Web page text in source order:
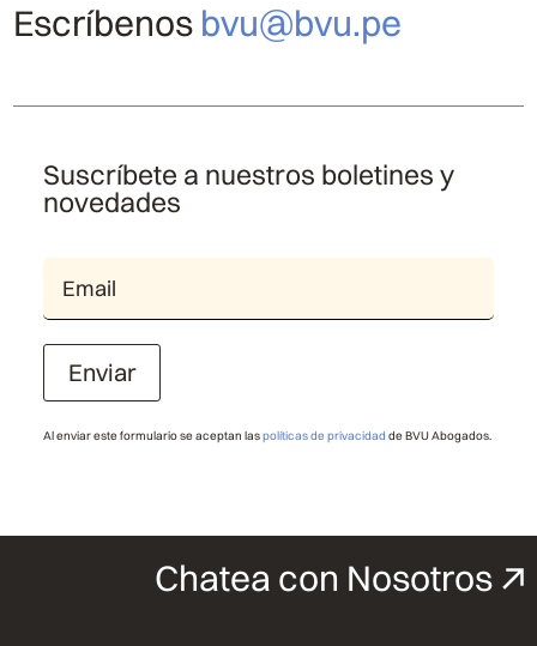
Escríbenos bvu@bvu.pe
Suscríbete a nuestros boletines y
novedades
Enviar
Al enviar este formulario se aceptan laspolíticas de privacidad de BVU Abogados.
Chatea con Nosotros